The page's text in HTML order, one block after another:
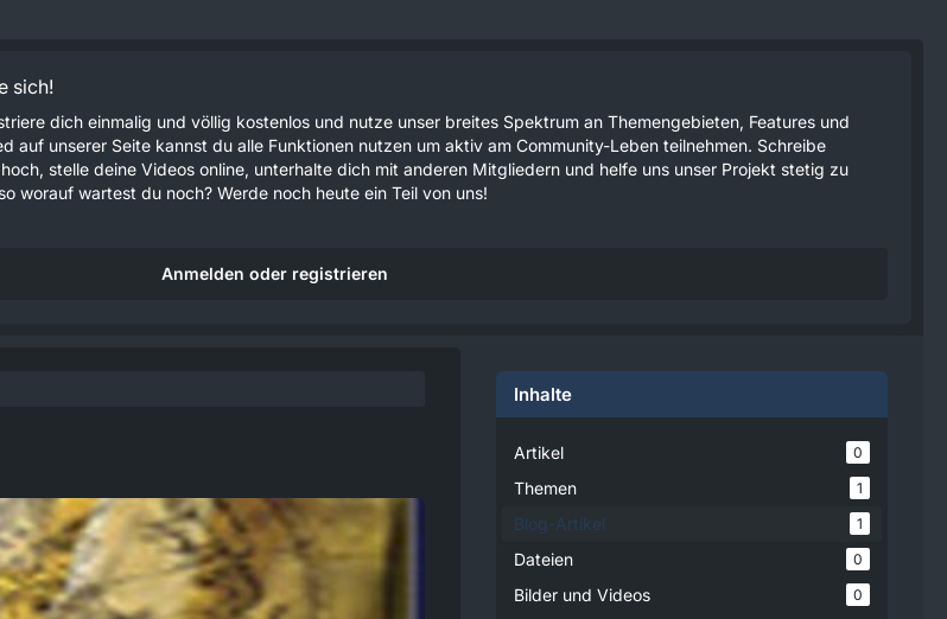
sich!
dich einmalig und völlig kostenlos und nutze unser breites Spektrum an Themengebieten, Features und
auf unserer Seite kannst du alle Funktionen nutzen um aktiv am Community-Leben teilnehmen. Schreibe
stelle deine Videos online, unterhalte dich mit anderen Mitgliedern und helfe uns unser Projekt stetig zu
worauf wartest du noch? Werde noch heute ein Teil von uns!
Anmelden oder registrieren
Inhalte
Artikel 0
Themen 1
Blog-Artikel 1
Dateien 0
Bilder und Videos 0